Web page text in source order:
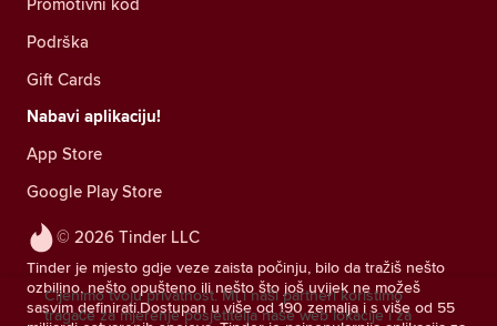
© 2026 Tinder LLC
Tinder je mjesto gdje veze zaista počinju, bilo da tražiš nešto
ozbiljno, nešto opušteno ili nešto što još uvijek ne možeš
sasvim definirati.Dostupan u više od 190 zemalja i s više od 55
Podrška
Gift Cards
Nabavi aplikaciju!
App Store
Google Play Store
Cijenimo tvoju privatnost. Mi i naši partneri koristimo
tragače za mjerenje posjetitelja naše web lokacije i za